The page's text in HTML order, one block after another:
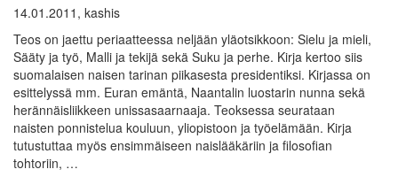
14.01.2011, kashis
Teos on jaettu periaatteessa neljään yläotsikkoon: Sielu ja mieli,
Sääty ja työ, Malli ja tekijä sekä Suku ja perhe. Kirja kertoo siis
suomalaisen naisen tarinan piikasesta presidentiksi. Kirjassa on
esittelyssä mm. Euran emäntä, Naantalin luostarin nunna sekä
herännäisliikkeen unissasaarnaaja. Teoksessa seurataan
naisten ponnistelua kouluun, yliopistoon ja työelämään. Kirja
tutustuttaa myös ensimmäiseen naislääkäriin ja filosofian
tohtoriin, …